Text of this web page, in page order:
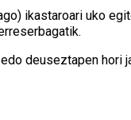
ikastaroari uko
deuseztapen hori